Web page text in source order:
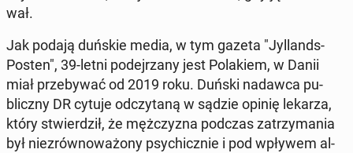
wał.
Jak podają duńskie media, w tym gazeta "Jyl­lands-
Posten", 39-letni po­dej­rza­ny jest Po­la­kiem, w Danii
miał prze­by­wać od 2019 roku. Duński nadawca pu­
blicz­ny DR cytuje od­czy­ta­ną w sądzie opinię lekarza,
który stwier­dził, że męż­czy­zna podczas za­trzy­ma­nia
był nie­zrów­no­wa­żo­ny psy­chicz­nie i pod wpływem al­